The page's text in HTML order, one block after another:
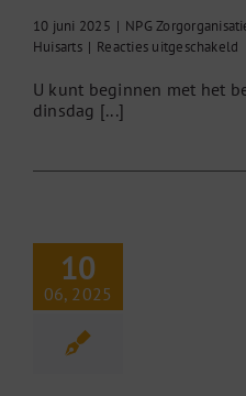
10 juni 2025 | NPG
Huisarts | Reacties uitgeschakeld
U kunt beginnen met het
dinsdag [...]
10
06, 2025